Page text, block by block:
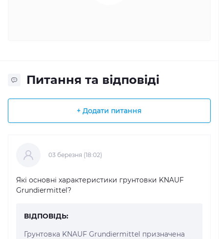
Питання та відповіді
+ Додати питання
03 березня (18:02)
Які основні характеристики грунтовки KNAUF
Grundiermittel?
ВІДПОВІДЬ:
Грунтовка KNAUF Grundiermittel призначена